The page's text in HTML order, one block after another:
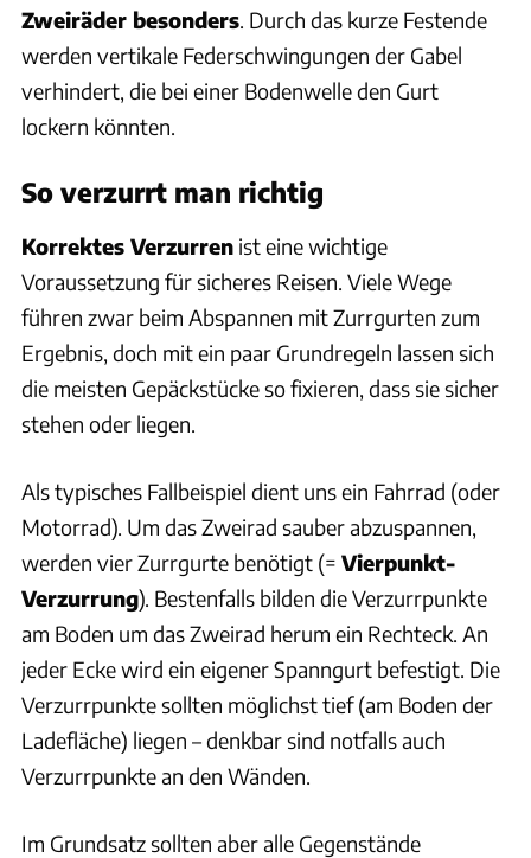
Zweiräder besonders. Durch das kurze Festende
werden vertikale Federschwingungen der Gabel
verhindert, die bei einer Bodenwelle den Gurt
lockern könnten.
So verzurrt man richtig
Korrektes Verzurren ist eine wichtige
Voraussetzung für sicheres Reisen. Viele Wege
führen zwar beim Abspannen mit Zurrgurten zum
Ergebnis, doch mit ein paar Grundregeln lassen sich
die meisten Gepäckstücke so fixieren, dass sie sicher
stehen oder liegen.
Als typisches Fallbeispiel dient uns ein Fahrrad (oder
Motorrad). Um das Zweirad sauber abzuspannen,
werden vier Zurrgurte benötigt (= Vierpunkt-
Verzurrung). Bestenfalls bilden die Verzurrpunkte
am Boden um das Zweirad herum ein Rechteck. An
jeder Ecke wird ein eigener Spanngurt befestigt. Die
Verzurrpunkte sollten möglichst tief (am Boden der
Ladefläche) liegen – denkbar sind notfalls auch
Verzurrpunkte an den Wänden.
Im Grundsatz sollten aber alle Gegenstände